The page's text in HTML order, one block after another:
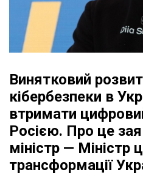
Винятковий
кібербезпеки в
втримати
Росією. Про це
міністр — Міністр
трансформації